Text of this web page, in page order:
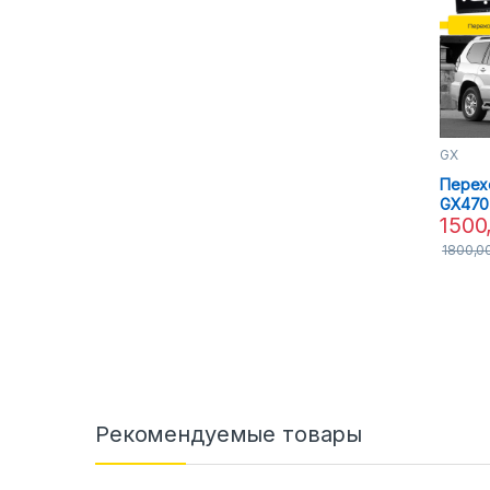
GX
Рекомендуемые товары